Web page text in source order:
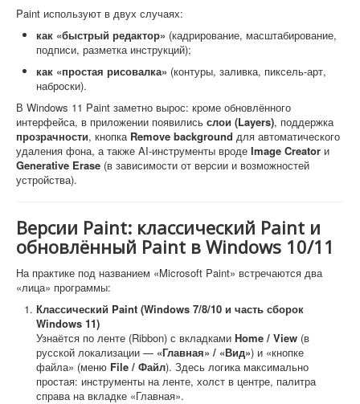
Paint используют в двух случаях:
как «быстрый редактор» (кадрирование, масштабирование,
подписи, разметка инструкций);
как «простая рисовалка» (контуры, заливка, пиксель-арт,
наброски).
В Windows 11 Paint заметно вырос: кроме обновлённого
интерфейса, в приложении появились слои (Layers), поддержка
прозрачности, кнопка Remove background для автоматического
удаления фона, а также AI-инструменты вроде Image Creator и
Generative Erase (в зависимости от версии и возможностей
устройства).
Версии Paint: классический Paint и
обновлённый Paint в Windows 10/11
На практике под названием «Microsoft Paint» встречаются два
«лица» программы:
Классический Paint (Windows 7/8/10 и часть сборок
Windows 11)
Узнаётся по ленте (Ribbon) с вкладками Home / View (в
русской локализации — «Главная» / «Вид») и «кнопке
файла» (меню File / Файл). Здесь логика максимально
простая: инструменты на ленте, холст в центре, палитра
справа на вкладке «Главная».